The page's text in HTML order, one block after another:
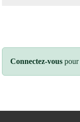
Connectez-vous pour